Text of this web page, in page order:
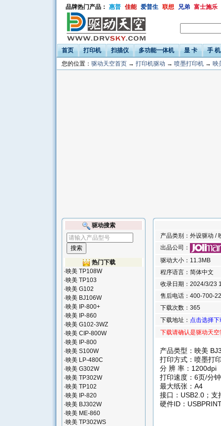
品牌热门产品： 惠普 佳能 爱普生 联想 兄弟 富士施乐
首页 打印机 扫描仪 多功能一体机 显 卡
手 机
您的位置： 驱动天空首页 → 打印机驱动 → 喷墨打印机 → 映
产品类别：外设驱动 /
出品公司：
驱动大小：11.3MB
程序语言：简体中文
收录日期：2024/3/23
售后电话：400-700-
下载次数：365
下载地址： 点击选择
下载请确认是驱动天
产品类型：映美
打印方式：喷墨打
分 辨 率：1200dpi
打印速度：6页/分钟
最大纸张：A4
接口：USB2.0；支
硬件ID：
驱动搜索
热门下载
·映美 TP108W
·映美 TP103
·映美 G102
·映美 BJ106W
·映美 IP-800+
·映美 IP-860
·映美 G102-3WZ
·映美 CIP-800W
·映美 IP-800
·映美 S100W
·映美 LP-480C
·映美 G302W
·映美 TP302W
·映美 TP102
·映美 IP-820
·映美 BJ302W
·映美 ME-860
·映美 TP302WS